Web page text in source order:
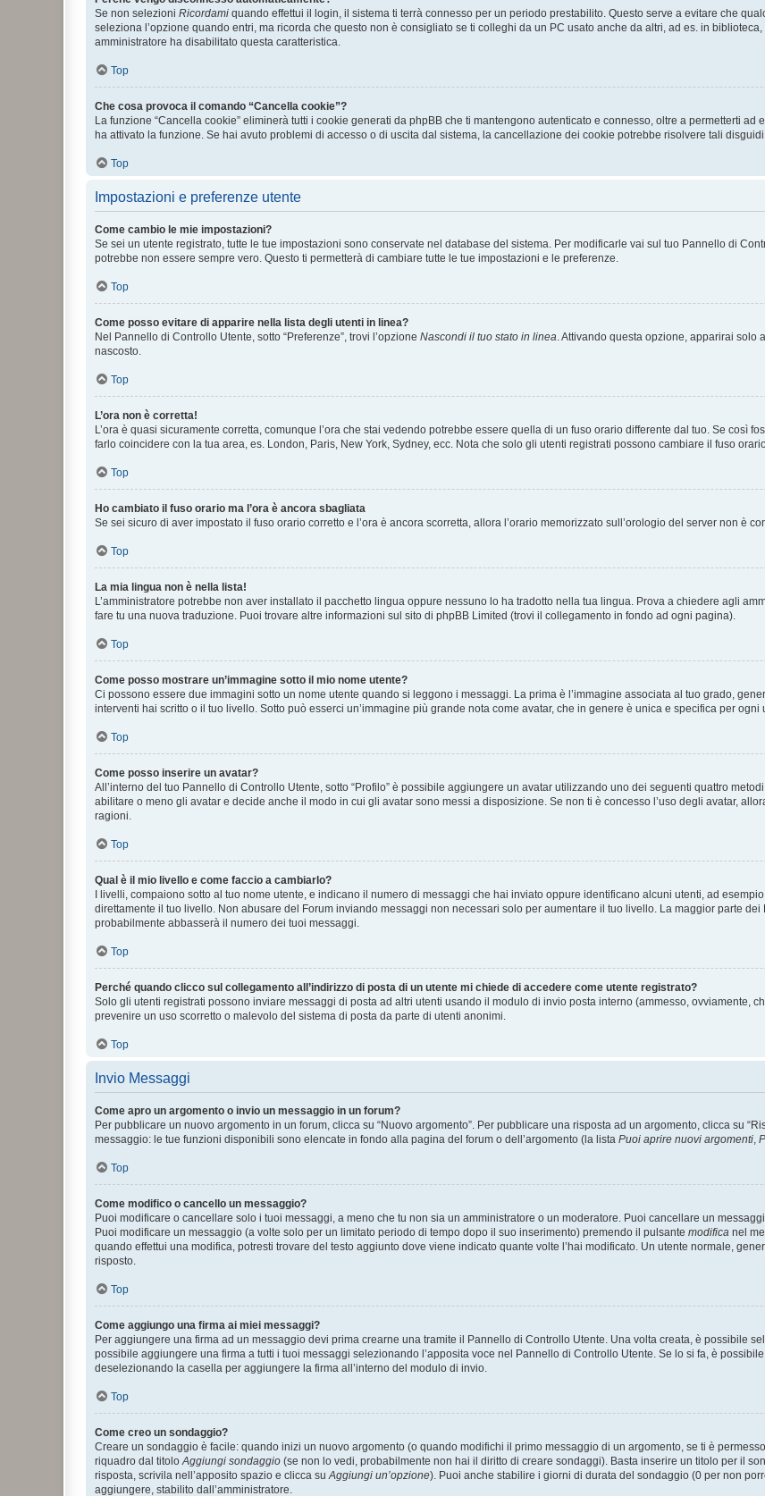
Se non selezioni Ricordami quando effettui il login, il sistema ti terrà connesso per un periodo prestabilito. Questo serve a evitare che
seleziona l’opzione quando entri, ma ricorda che questo non è consigliato se ti colleghi da un PC usato anche da altri, ad es. in
amministratore ha disabilitato questa caratteristica.
Top
Che cosa provoca il comando “Cancella cookie”?
La funzione “Cancella cookie” eliminerà tutti i cookie generati da phpBB che ti mantengono autenticato e connesso, oltre a permetterti
ha attivato la funzione. Se hai avuto problemi di accesso o di uscita dal sistema, la cancellazione dei cookie potrebbe risolvere tali
Top
Impostazioni e preferenze utente
Come cambio le mie impostazioni?
Se sei un utente registrato, tutte le tue impostazioni sono conservate nel database del sistema. Per modificarle vai sul tuo Pannello di
potrebbe non essere sempre vero. Questo ti permetterà di cambiare tutte le tue impostazioni e le preferenze.
Top
Come posso evitare di apparire nella lista degli utenti in linea?
Nel Pannello di Controllo Utente, sotto “Preferenze”, trovi l’opzione Nascondi il tuo stato in linea. Attivando questa opzione, apparirai solo
nascosto.
Top
L’ora non è corretta!
L’ora è quasi sicuramente corretta, comunque l’ora che stai vedendo potrebbe essere quella di un fuso orario differente dal tuo. Se così
farlo coincidere con la tua area, es. London, Paris, New York, Sydney, ecc. Nota che solo gli utenti registrati possono cambiare il fuso
Top
Ho cambiato il fuso orario ma l’ora è ancora sbagliata
Se sei sicuro di aver impostato il fuso orario corretto e l’ora è ancora scorretta, allora l’orario memorizzato sull’orologio del server non è
Top
La mia lingua non è nella lista!
L’amministratore potrebbe non aver installato il pacchetto lingua oppure nessuno lo ha tradotto nella tua lingua. Prova a chiedere agli
fare tu una nuova traduzione. Puoi trovare altre informazioni sul sito di phpBB Limited (trovi il collegamento in fondo ad ogni pagina).
Top
Come posso mostrare un’immagine sotto il mio nome utente?
Ci possono essere due immagini sotto un nome utente quando si leggono i messaggi. La prima è l’immagine associata al tuo grado,
interventi hai scritto o il tuo livello. Sotto può esserci un’immagine più grande nota come avatar, che in genere è unica e specifica per ogni
Top
Come posso inserire un avatar?
All’interno del tuo Pannello di Controllo Utente, sotto “Profilo” è possibile aggiungere un avatar utilizzando uno dei seguenti quattro
abilitare o meno gli avatar e decide anche il modo in cui gli avatar sono messi a disposizione. Se non ti è concesso l’uso degli avatar,
ragioni.
Top
Qual è il mio livello e come faccio a cambiarlo?
I livelli, compaiono sotto al tuo nome utente, e indicano il numero di messaggi che hai inviato oppure identificano alcuni utenti, ad
direttamente il tuo livello. Non abusare del Forum inviando messaggi non necessari solo per aumentare il tuo livello. La maggior parte
probabilmente abbasserà il numero dei tuoi messaggi.
Top
Perché quando clicco sul collegamento all’indirizzo di posta di un utente mi chiede di accedere come utente registrato?
Solo gli utenti registrati possono inviare messaggi di posta ad altri utenti usando il modulo di invio posta interno (ammesso, ovviamente,
prevenire un uso scorretto o malevolo del sistema di posta da parte di utenti anonimi.
Top
Invio Messaggi
Come apro un argomento o invio un messaggio in un forum?
Per pubblicare un nuovo argomento in un forum, clicca su “Nuovo argomento”. Per pubblicare una risposta ad un argomento, clicca su
messaggio: le tue funzioni disponibili sono elencate in fondo alla pagina del forum o dell’argomento (la lista Puoi aprire nuovi argomenti,
Top
Come modifico o cancello un messaggio?
Puoi modificare o cancellare solo i tuoi messaggi, a meno che tu non sia un amministratore o un moderatore. Puoi cancellare un
Puoi modificare un messaggio (a volte solo per un limitato periodo di tempo dopo il suo inserimento) premendo il pulsante modifica nel
quando effettui una modifica, potresti trovare del testo aggiunto dove viene indicato quante volte l’hai modificato. Un utente normale,
risposto.
Top
Come aggiungo una firma ai miei messaggi?
Per aggiungere una firma ad un messaggio devi prima crearne una tramite il Pannello di Controllo Utente. Una volta creata, è possibile
possibile aggiungere una firma a tutti i tuoi messaggi selezionando l’apposita voce nel Pannello di Controllo Utente. Se lo si fa, è
deselezionando la casella per aggiungere la firma all’interno del modulo di invio.
Top
Come creo un sondaggio?
Creare un sondaggio è facile: quando inizi un nuovo argomento (o quando modifichi il primo messaggio di un argomento, se ti è
riquadro dal titoloAggiungi sondaggio (se non lo vedi, probabilmente non hai il diritto di creare sondaggi). Basta inserire un titolo per il
risposta, scrivila nell’apposito spazio e clicca suAggiungi un’opzione). Puoi anche stabilire i giorni di durata del sondaggio (0 per non
aggiungere, stabilito dall’amministratore.